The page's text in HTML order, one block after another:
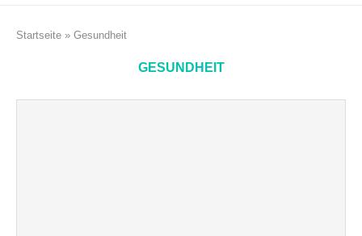
Startseite » Gesundheit
GESUNDHEIT